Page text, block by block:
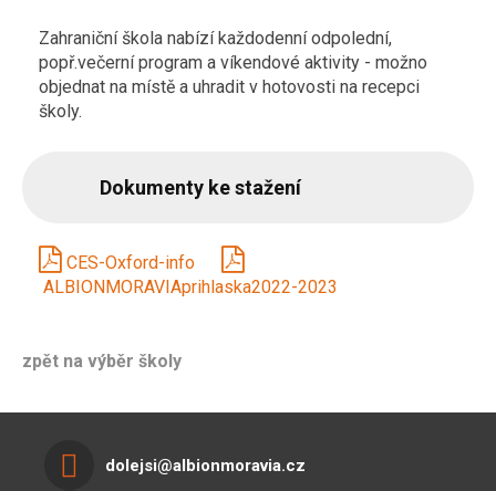
Zahraniční škola nabízí každodenní odpolední,
popř.večerní program a víkendové aktivity - možno
objednat na místě a uhradit v hotovosti na recepci
školy.
Dokumenty ke stažení
CES-Oxford-info
ALBIONMORAVIAprihlaska2022-2023
zpět na výběr školy
dolejsi@albionmoravia.cz